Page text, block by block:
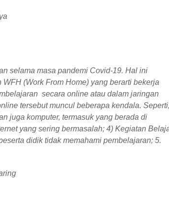
selama masa pandemi Covid-19. Hal ini
(Work From Home) yang berarti bekerja
secara online atau dalam jaringan
tersebut muncul beberapa kendala.
juga komputer, termasuk yang berada di
yang sering bermasalah; 4) Kegiatan
didik tidak memahami pembelajaran; 5.